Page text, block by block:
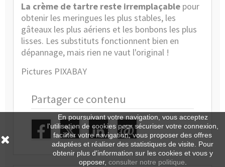
La crème de tartre reste irremplaçable pour
obtenir les meringues les plus stables, les
gâteaux les plus aériens et les bonbons les plus
lisses. Les substituts fonctionnent bien en
dépannage, mais rien ne vaut l'original !
Pictures PIXABAY
Partager ce contenu
En poursuivant votre navigation, vous acceptez
l'utilisation de cookies pour sécuriser votre connexion,
faciliter votre navigation, vous proposer des offres
adaptées et réaliser des statistiques de visite. Pour
obtenir plus d'information sur les cookies et vous y
opposer, consulter notre politique